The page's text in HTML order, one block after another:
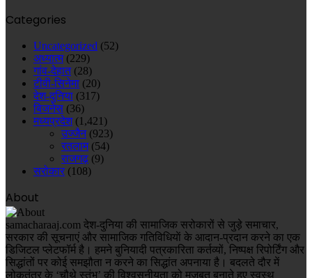
Categories
Uncategorized (52)
अध्यात्म(229)
गांव-देहात(28)
टीवी-सिनेमा (20)
देश-दुनिया (317)
बिजनेस (36)
मध्यप्रदेश(1,421)
उज्जैन(923)
रतलाम(54)
राजगढ़ (9)
सरोकार (108)
About
samacharaaj.com देश-दुनिया की सामाजिक सरोकारों से जुड़े समाचार,
सरकार की सूचनाएं और सामाजिक गतिविधियाें के आदान-प्रदान करने का एक
डिजिटल प्लेटफॉर्म है। हमने बुनियादी पत्रकारिता कर्तव्यों, निष्पक्ष रिपोर्टिंग और
सिद्धांतों पर कोई समझौता न करने का सिद्धांत अपनाया है। बदलते दौर में
लोकतंत्र के ‘चौथे स्तंभ’ की विश्वसनीयता को मज़बूत बनाते हुए स्वस्थ